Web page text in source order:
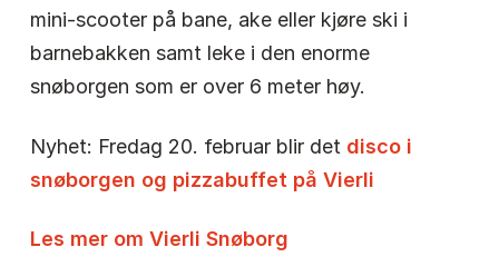
mini-scooter på bane, ake eller kjøre ski i
barnebakken samt leke i den enorme
snøborgen som er over 6 meter høy.
Nyhet: Fredag 20. februar blir det disco i
snøborgen og pizzabuffet på Vierli
Les mer om Vierli Snøborg